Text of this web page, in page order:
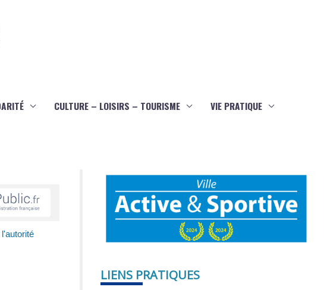
CULTURE – LOISIRS – TOURISME VIE PRATIQUE
LIENS PRATIQUES